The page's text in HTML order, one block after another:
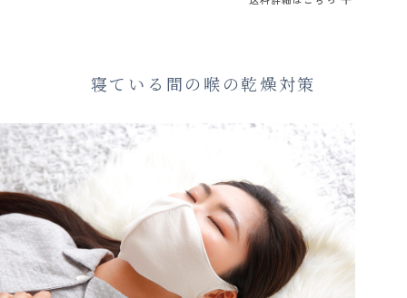
寝ている間の喉の乾燥対策